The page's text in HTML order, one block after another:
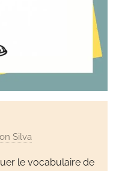
Silva
le vocabulaire de